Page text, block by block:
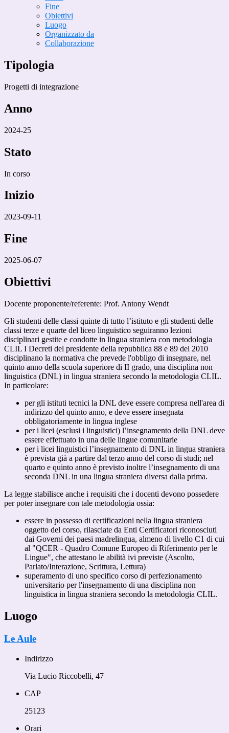
Fine
Obiettivi
Luogo
Organizzato da
Collaborazione
Tipologia
Progetti di integrazione
Anno
2024-25
Stato
In corso
Inizio
2023-09-11
Fine
2025-06-07
Obiettivi
Docente proponente/referente: Prof. Antony Wendt
Gli studenti delle classi quinte di tutto l’istituto e gli studenti delle
classi terze e quarte del liceo linguistico seguiranno lezioni
disciplinari gestite e condotte in lingua straniera con metodologia
CLIL I Decreti del presidente della repubblica 88 e 89 del 2010
disciplinano la normativa che prevede l'obbligo di insegnare, nel
quinto anno della scuola superiore di II grado, una disciplina non
linguistica (DNL) in lingua straniera secondo la metodologia CLIL.
In particolare:
per gli istituti tecnici la DNL deve essere compresa nell'area di
indirizzo del quinto anno, e deve essere insegnata
obbligatoriamente in lingua inglese
per i licei (esclusi i linguistici) l’insegnamento della DNL deve
essere effettuato in una delle lingue comunitarie
per i licei linguistici l’insegnamento di DNL in lingua straniera
è prevista già a partire dal terzo anno del corso di studi; nel
quarto e quinto anno è previsto inoltre l’insegnamento di una
seconda DNL in una lingua straniera diversa dalla prima.
La legge stabilisce anche i requisiti che i docenti devono possedere
per poter insegnare con tale metodologia ossia:
essere in possesso di certificazioni nella lingua straniera
oggetto del corso, rilasciate da Enti Certificatori riconosciuti
dai Governi dei paesi madrelingua, almeno di livello C1 di cui
al "QCER - Quadro Comune Europeo di Riferimento per le
Lingue", che attestano le abilità ivi previste (Ascolto,
Parlato/Interazione, Scrittura, Lettura)
superamento di uno specifico corso di perfezionamento
universitario per l'insegnamento di una disciplina non
linguistica in lingua straniera secondo la metodologia CLIL.
Luogo
Le Aule
Indirizzo
Via Lucio Riccobelli, 47
CAP
25123
Orari